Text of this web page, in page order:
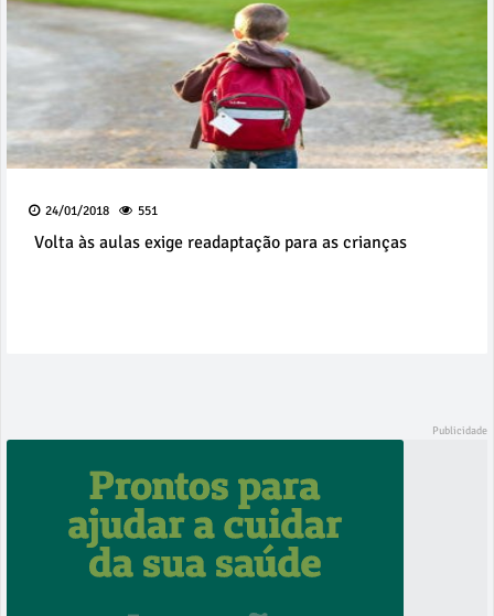
24/01/2018 551
Volta às aulas exige readaptação para as crianças